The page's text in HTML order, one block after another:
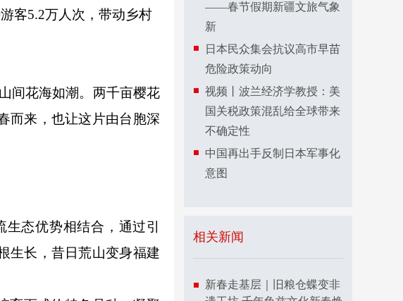
客5.2万人次，带动乡村
间花海如潮。两千亩樱花
而来，也让这片由台胞深
态优势相结合，通过引
生长，昔日荒山变身福建
——春节假期新疆文旅气象
新
日本民众集会抗议高市早苗
危险政策动向
视频丨波兰经济学教授：美
国关税政策混乱给全球带来
不确定性
中国再出手反制日本军事化
意图
相关新闻
新春走基层｜旧粮仓蝶变非